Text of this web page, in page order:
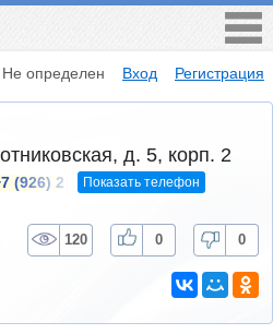
Не определен Вход Регистрация
д. 5, корп. 2
(926) 2 Показать телефон
120 0 0